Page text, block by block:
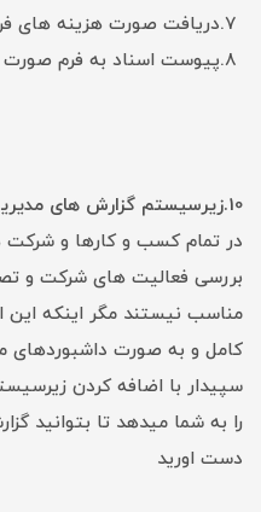
10.زیرسیستم گزارش های مدیریتی
در تمام کسب و کارها و شرکت
بررسی فعالیت های شرکت و
مناسب نیستند مگر اینکه این
کامل و به صورت داشبوردهای
سپیدار با اضافه کردن
را به شما میدهد تا بتوانید
دست اورید